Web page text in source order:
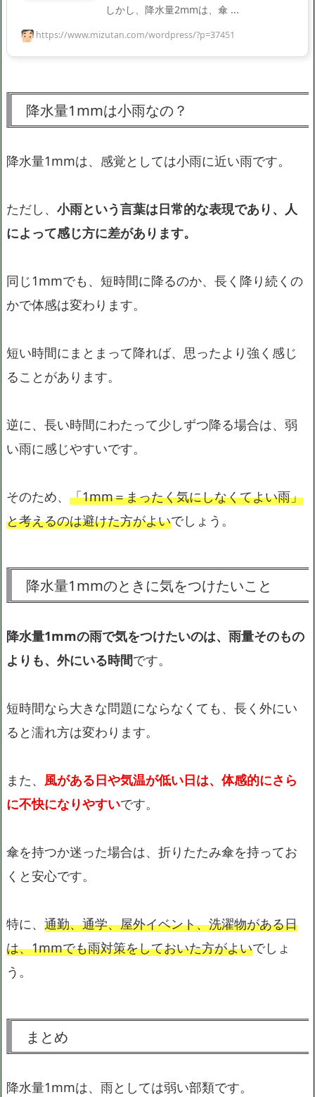
しかし、降水量2mmは、傘 ...
https://www.mizutan.com/wordpress/?p=37451
降水量1mmは小雨なの？
降水量1mmは、感覚としては小雨に近い雨です。
ただし、 小雨という言葉は日常的な表現であり、人
によって感じ方に差があります。
同じ1mmでも、短時間に降るのか、長く降り続くの
かで体感は変わります。
短い時間にまとまって降れば、思ったより強く感じ
ることがあります。
逆に、長い時間にわたって少しずつ降る場合は、弱
い雨に感じやすいです。
そのため、 「1mm＝まったく気にしなくてよい雨」
と考えるのは避けた方がよいでしょう。
降水量1mmのときに気をつけたいこと
降水量1mmの雨で気をつけたいのは、雨量そのもの
よりも、外にいる時間です。
短時間なら大きな問題にならなくても、長く外にい
ると濡れ方は変わります。
また、 風がある日や気温が低い日は、体感的にさら
に不快になりやすいです。
傘を持つか迷った場合は、折りたたみ傘を持ってお
くと安心です。
特に、 通勤、通学、屋外イベント、洗濯物がある日
は、1mmでも雨対策をしておいた方がよいでしょ
う。
まとめ
降水量1mmは、雨としては弱い部類です。